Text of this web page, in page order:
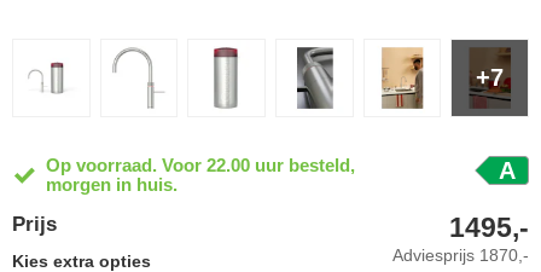
+7
Op voorraad. Voor 22.00 uur besteld,
morgen in huis.
A
Prijs
Adviesprijs 1870,-
1495,-
Kies extra opties